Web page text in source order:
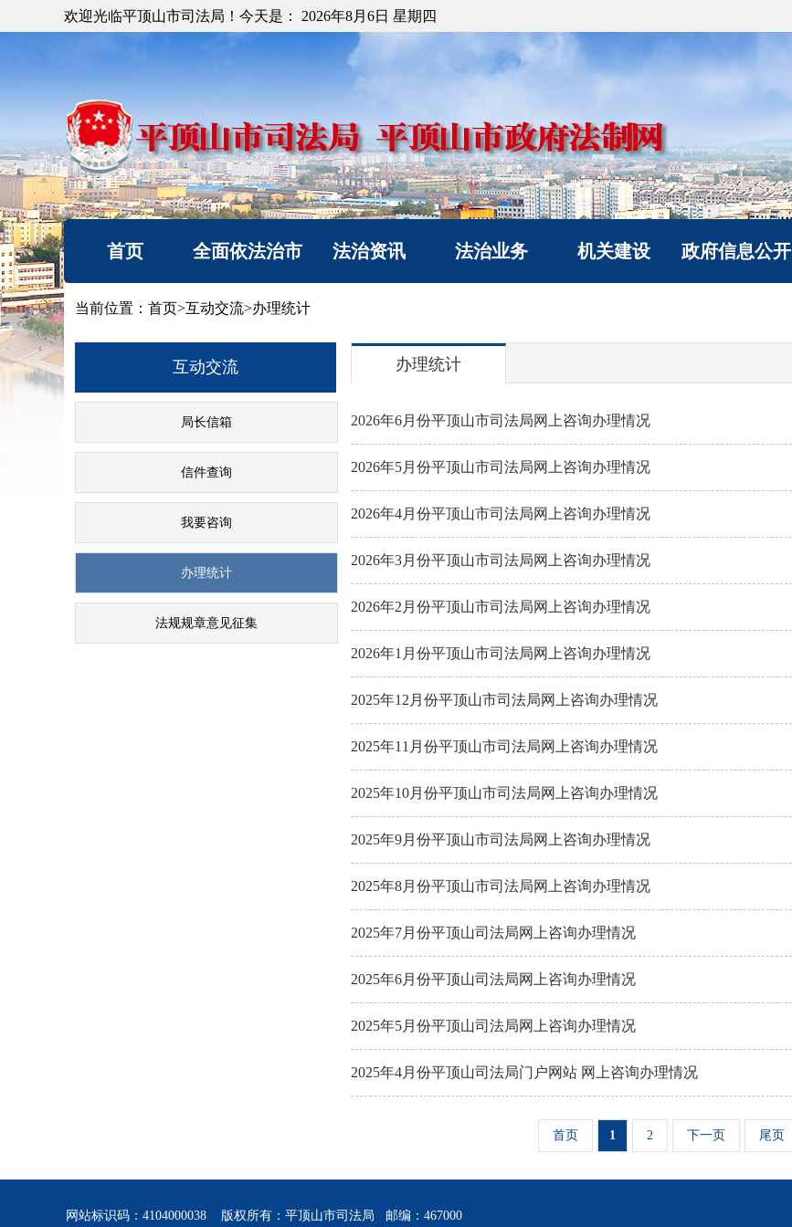
欢迎光临平顶山市司法局！今天是： 2026年8月6日 星期四
首页 全面依法治市
机构简介
法治热点
法治调研督察
法治资讯 法治业务
行政执法监督
普法与依法治理
律师公证和仲裁工作
法律援助
社区矫正
法律职业资格考试
查询服务
机关建设 政府信息公开
当前位置： 首页>互动交流>办理统计
互动交流
局长信箱
信件查询
我要咨询
办理统计
法规规章意见征集
办理统计
2026年6月份平顶山市司法局网上咨询办理情况
2026年5月份平顶山市司法局网上咨询办理情况
2026年4月份平顶山市司法局网上咨询办理情况
2026年3月份平顶山市司法局网上咨询办理情况
2026年2月份平顶山市司法局网上咨询办理情况
2026年1月份平顶山市司法局网上咨询办理情况
2025年12月份平顶山市司法局网上咨询办理情况
2025年11月份平顶山市司法局网上咨询办理情况
2025年10月份平顶山市司法局网上咨询办理情况
2025年9月份平顶山市司法局网上咨询办理情况
2025年8月份平顶山市司法局网上咨询办理情况
2025年7月份平顶山司法局网上咨询办理情况
2025年6月份平顶山司法局网上咨询办理情况
2025年5月份平顶山司法局网上咨询办理情况
2025年4月份平顶山司法局门户网站 网上咨询办理情况
首页 1 2 下一页 尾页
网站标识码：4104000038 版权所有：平顶山市司法局 邮编：467000